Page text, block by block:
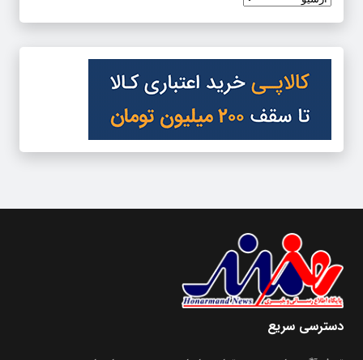
دسترسی سریع